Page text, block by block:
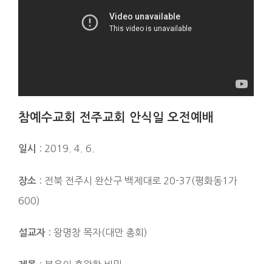
참예수교회 전주교회 안식일 오전예배
일시 : 2019. 4. 6.
장소 : 전북 전주시 완산구 백제대로 20-37(평화동1가
600)
설교자 : 왕명창 목자(대만 총회)